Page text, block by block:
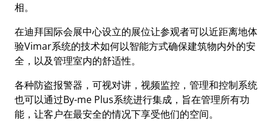
相。
在迪拜国际会展中心设立的展位让参观者可以近距离地体
验Vimar系统的技术如何以智能方式确保建筑物内外的安
全，以及管理室内的舒适性。
各种防盗报警器，可视对讲，视频监控，管理和控制系统
也可以通过By-me Plus系统进行集成，旨在管理所有功
能，让客户在最安全的情况下享受他们的空间。